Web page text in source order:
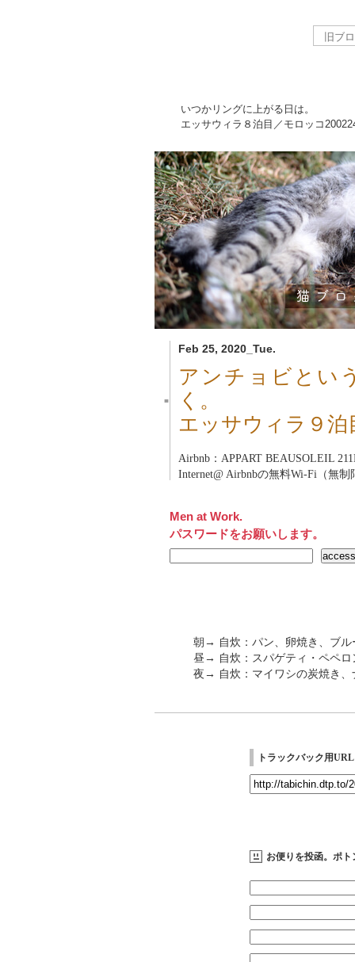
いつかリングに上がる日は。
エッサウィラ８泊目／モロッコ
Feb 25, 2020_Tue.
■
アンチョビとい
く。
エッサウィラ９
Airbnb：APPART BEAUSOLEIL
Internet@ Airbnbの無料Wi-Fi（無制
Men at Work.
パスワードをお願いします。
朝→ 自炊：パン、卵焼き、ブル
昼→ 自炊：スパゲティ・ペペロ
夜→ 自炊：マイワシの炭焼き、
トラックバック用URL
お便りを投函。ポト